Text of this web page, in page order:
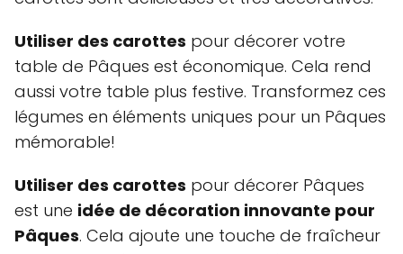
Utiliser des carottes pour décorer votre
table de Pâques est économique. Cela rend
aussi votre table plus festive. Transformez ces
légumes en éléments uniques pour un Pâques
mémorable!
Utiliser des carottes pour décorer Pâques
est une idée de décoration innovante pour
Pâques. Cela ajoute une touche de fraîcheur